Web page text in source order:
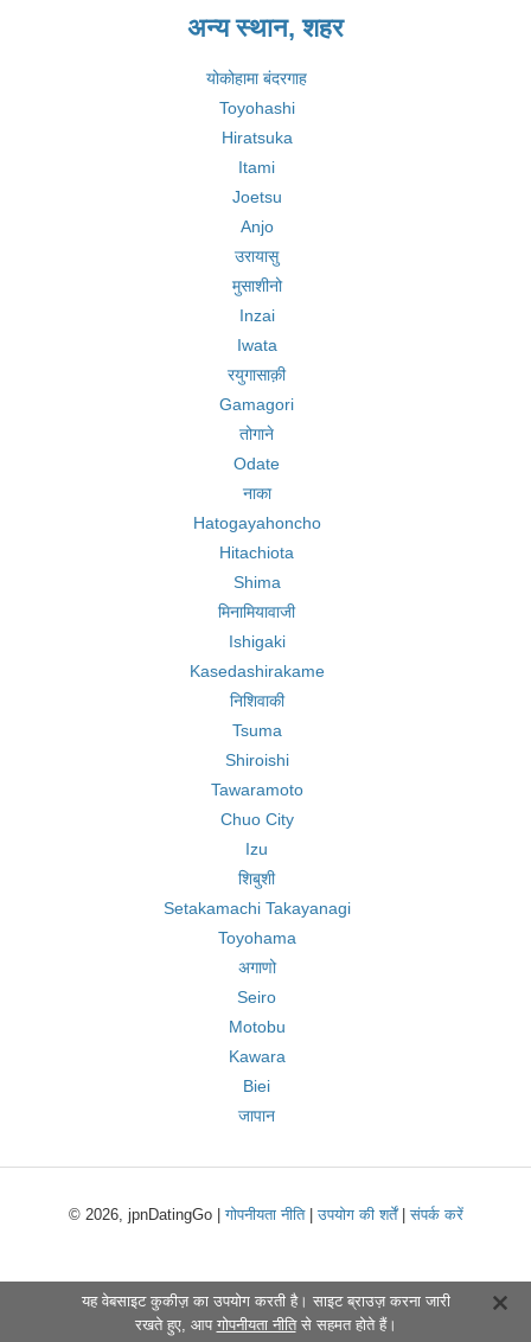
अन्य स्थान, शहर
योकोहामा बंदरगाह
Toyohashi
Hiratsuka
Itami
Joetsu
Anjo
उरायासु
मुसाशीनो
Inzai
Iwata
रयुगासाक़ी
Gamagori
तोगाने
Odate
नाका
Hatogayahoncho
Hitachiota
Shima
मिनामियावाजी
Ishigaki
Kasedashirakame
निशिवाकी
Tsuma
Shiroishi
Tawaramoto
Chuo City
Izu
शिबुशी
Setakamachi Takayanagi
Toyohama
अगाणो
Seiro
Motobu
Kawara
Biei
जापान
© 2026, jpnDatingGo |गोपनीयता नीति|उपयोग की शर्तें|संपर्क करें
यह वेबसाइट कुकीज़ का उपयोग करती है। साइट ब्राउज़ करना जारी
रखते हुए, आप गोपनीयता नीतिसे सहमत होते हैं।